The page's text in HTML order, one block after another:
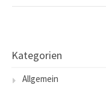
Kategorien
Allgemein